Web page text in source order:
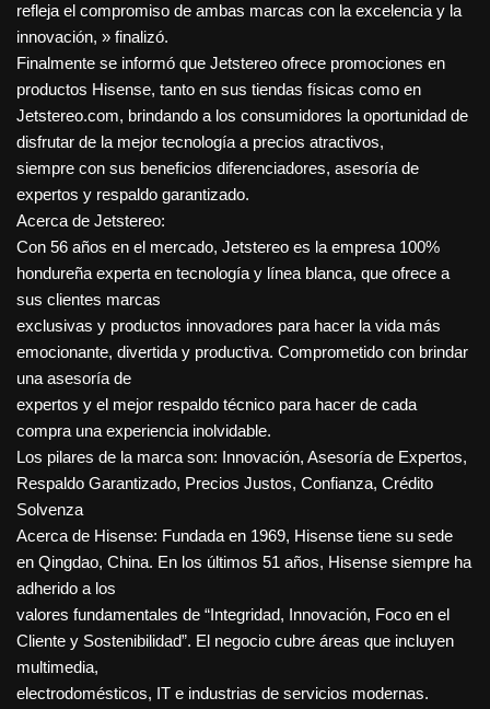
refleja el compromiso de ambas marcas con la excelencia y la
innovación, » finalizó.
Finalmente se informó que Jetstereo ofrece promociones en
productos Hisense, tanto en sus tiendas físicas como en
Jetstereo.com, brindando a los consumidores la oportunidad de
disfrutar de la mejor tecnología a precios atractivos,
siempre con sus beneficios diferenciadores, asesoría de
expertos y respaldo garantizado.
Acerca de Jetstereo:
Con 56 años en el mercado, Jetstereo es la empresa 100%
hondureña experta en tecnología y línea blanca, que ofrece a
sus clientes marcas
exclusivas y productos innovadores para hacer la vida más
emocionante, divertida y productiva. Comprometido con brindar
una asesoría de
expertos y el mejor respaldo técnico para hacer de cada
compra una experiencia inolvidable.
Los pilares de la marca son: Innovación, Asesoría de Expertos,
Respaldo Garantizado, Precios Justos, Confianza, Crédito
Solvenza
Acerca de Hisense: Fundada en 1969, Hisense tiene su sede
en Qingdao, China. En los últimos 51 años, Hisense siempre ha
adherido a los
valores fundamentales de “Integridad, Innovación, Foco en el
Cliente y Sostenibilidad”. El negocio cubre áreas que incluyen
multimedia,
electrodomésticos, IT e industrias de servicios modernas.